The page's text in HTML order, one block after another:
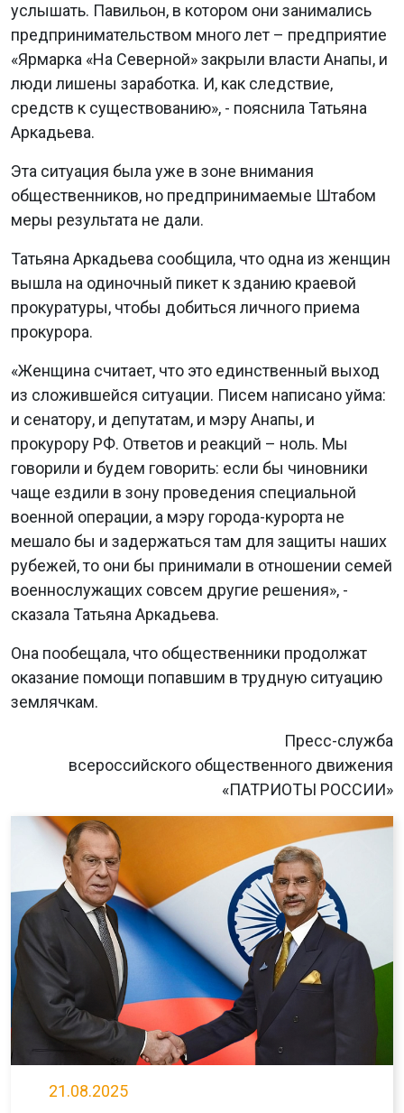
услышать. Павильон, в котором они занимались
предпринимательством много лет – предприятие
«Ярмарка «На Северной» закрыли власти Анапы, и
люди лишены заработка. И, как следствие,
средств к существованию», - пояснила Татьяна
Аркадьева.
Эта ситуация была уже в зоне внимания
общественников, но предпринимаемые Штабом
меры результата не дали.
Татьяна Аркадьева сообщила, что одна из женщин
вышла на одиночный пикет к зданию краевой
прокуратуры, чтобы добиться личного приема
прокурора.
«Женщина считает, что это единственный выход
из сложившейся ситуации. Писем написано уйма:
и сенатору, и депутатам, и мэру Анапы, и
прокурору РФ. Ответов и реакций – ноль. Мы
говорили и будем говорить: если бы чиновники
чаще ездили в зону проведения специальной
военной операции, а мэру города-курорта не
мешало бы и задержаться там для защиты наших
рубежей, то они бы принимали в отношении семей
военнослужащих совсем другие решения», -
сказала Татьяна Аркадьева.
Она пообещала, что общественники продолжат
оказание помощи попавшим в трудную ситуацию
землячкам.
Пресс-служба
всероссийского общественного движения
«ПАТРИОТЫ РОССИИ»
21.08.2025